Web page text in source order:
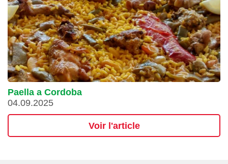
Paella a Cordoba
04.09.2025
Voir l'article